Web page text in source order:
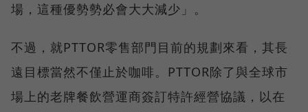
場，這種優勢勢必會大大減少」。
不過，就PTTOR零售部門目前的規劃來看，其長
遠目標當然不僅止於咖啡。PTTOR除了與全球市
場上的老牌餐飲營運商簽訂特許經營協議，以在